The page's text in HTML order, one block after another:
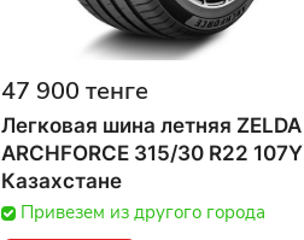
47 900 тенге
Легковая шина летняя ZELDA
ARCHFORCE 315/30 R22 107Y в
Казахстане
Привезем из другого города